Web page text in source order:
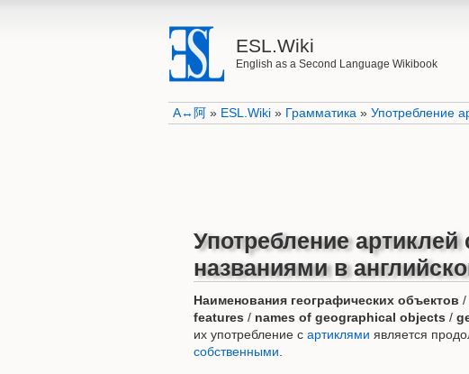
ESL.Wiki
English as a Second Language Wikibook
A↔阿» ESL.Wiki» Грамматика» Употребление
Употребление
названиями в
Наименования географических объектов /
features / names of geographical objects /
их употребление с артиклями является
собственными